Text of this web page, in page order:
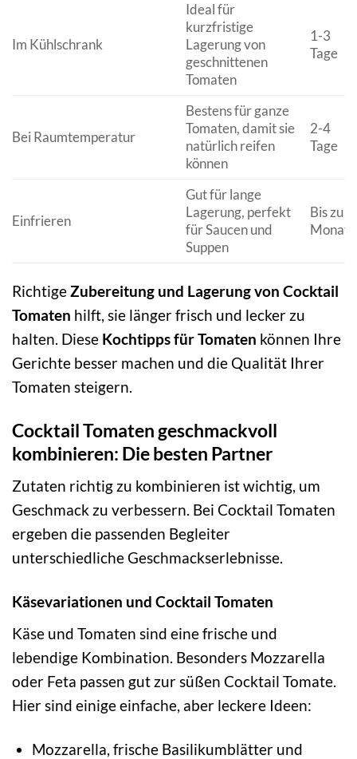
Im Kühlschrank
Ideal für
kurzfristige
Lagerung von
geschnittenen
Tomaten
1-3
Tage
Bei Raumtemperatur
Bestens für ganze
Tomaten, damit sie
natürlich reifen
können
2-4
Tage
Einfrieren
Gut für lange
Lagerung, perfekt
für Saucen und
Suppen
Bis zu 6
Monate
RichtigeZubereitung und Lagerung von Cocktail
Tomaten hilft, sie länger frisch und lecker zu
halten. Diese Kochtipps für Tomaten können Ihre
Gerichte besser machen und die Qualität Ihrer
Tomaten steigern.
Cocktail Tomaten geschmackvoll
kombinieren: Die besten Partner
Zutaten richtig zu kombinieren ist wichtig, um
Geschmack zu verbessern. Bei Cocktail Tomaten
ergeben die passenden Begleiter
unterschiedliche Geschmackserlebnisse.
Käsevariationen und Cocktail Tomaten
Käse und Tomaten sind eine frische und
lebendige Kombination. Besonders Mozzarella
oder Feta passen gut zur süßen Cocktail Tomate.
Hier sind einige einfache, aber leckere Ideen:
Mozzarella, frische Basilikumblätter und